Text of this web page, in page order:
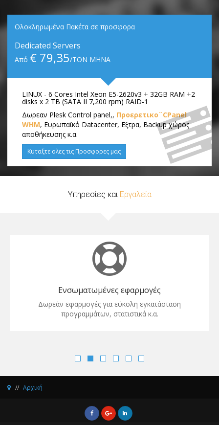
Ολοκληρωμένα Πακέτα σε προσφορα
Dedicated Servers
Από € 79,35/ΤΟΝ ΜΗΝΑ
LINUX - 6 Cores Intel Xeon E5-2620v3 + 32GB RAM +2
disks x 2 TB (SATA II 7,200 rpm) RAID-1
Δωρεαν Plesk Control panel,, Προερετικο¨CPanel
WHM, Ευρωπαϊκό Datacenter, Εξτρα, Backup χώρος
αποθήκευσης κ.α.
Κυταξτε ολες τις Προσφορες μας
Υπηρεσίες και Εργαλεία
Ενσωματωμένες εφαρμογές
Δωρεάν εφαρμογές για εύκολη εγκατάσταση
προγραμμάτων, στατιστικά κ.α.
Αρχική